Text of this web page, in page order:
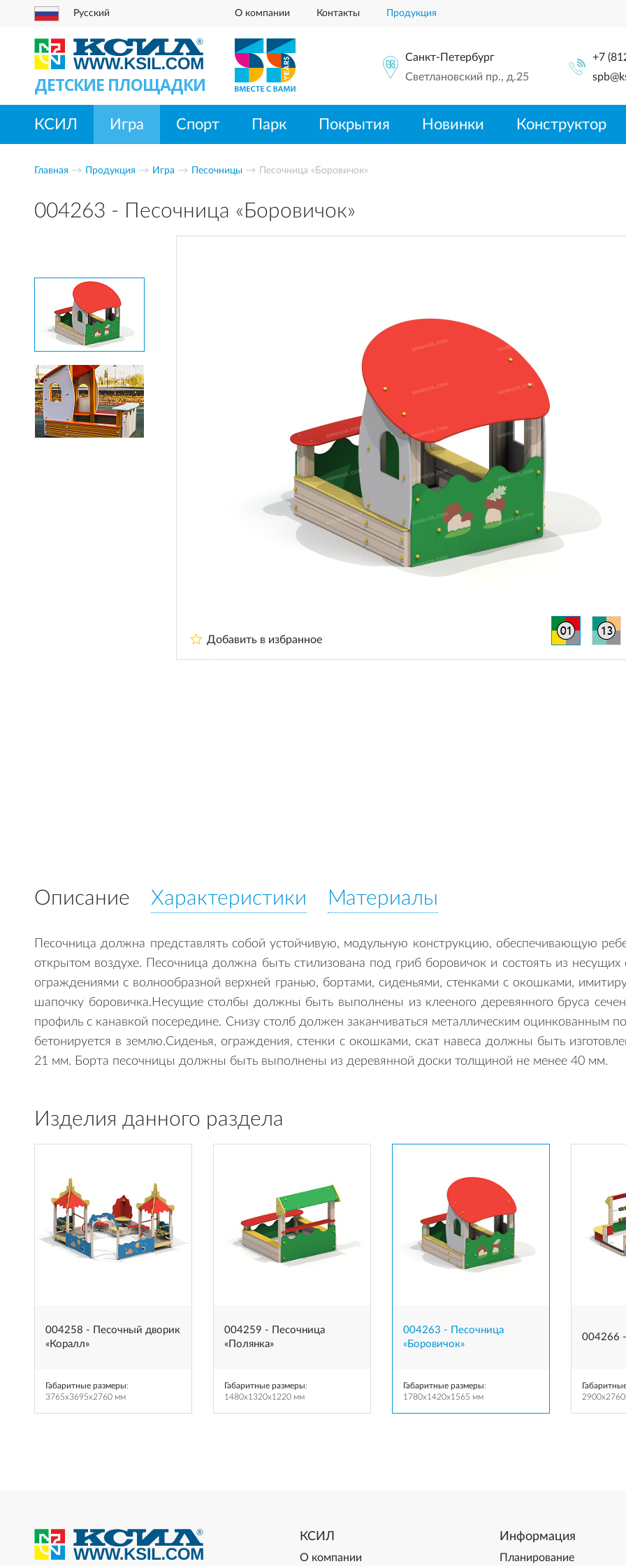
Русский О компании Контакты Продукция
ДЕТСКИЕ ПЛОЩАДКИ
Санкт-Петербург
Светлановский пр., д.25
+7
КСИЛ Игра Спорт Парк Покрытия Новинки Конструктор
Главная Продукция Игра Песочницы Песочница «Боровичок»
004263 - Песочница «Боровичок»
Добавить в избранное
Описание Характеристики Материалы
Песочница должна представлять собой устойчивую, модульную конструкцию, обеспечивающую
открытом воздухе. Песочница должна быть стилизована под гриб боровичок и состоять из
ограждениями с волнообразной верхней гранью, бортами, сиденьями, стенками с окошками,
шапочку боровичка.Несущие столбы должны быть выполнены из клееного деревянного бруса
профиль с канавкой посередине. Снизу столб должен заканчиваться металлическим
бетонируется в землю.Сиденья, ограждения, стенки с окошками, скат навеса должны быть
21 мм. Борта песочницы должны быть выполнены из деревянной доски толщиной не менее 40 мм.
Изделия данного раздела
004258 - Песочный дворик
«Коралл»
Габаритные размеры:
3765x3695x2760 мм
004259 - Песочница
«Полянка»
Габаритные размеры:
1480x1320x1220 мм
004263 - Песочница
«Боровичок»
Габаритные размеры:
1780x1420x1565 мм
004266
КСИЛ
О компании
Информация
Планирование